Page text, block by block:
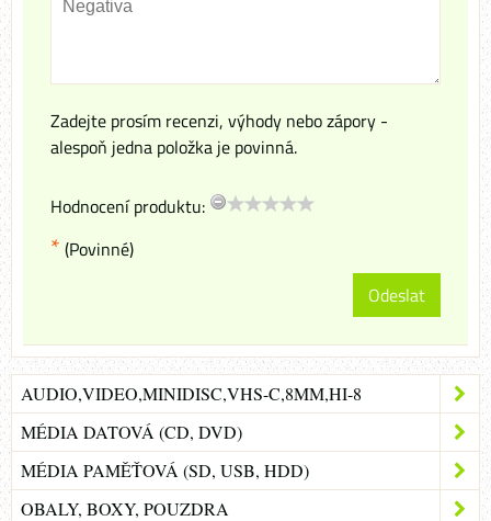
Zadejte prosím recenzi, výhody nebo zápory -
alespoň jedna položka je povinná.
Hodnocení produktu:
* (Povinné)
Odeslat
AUDIO,VIDEO,MINIDISC,VHS-C,8MM,HI-8
MÉDIA DATOVÁ (CD, DVD)
MÉDIA PAMĚŤOVÁ (SD, USB, HDD)
OBALY, BOXY, POUZDRA